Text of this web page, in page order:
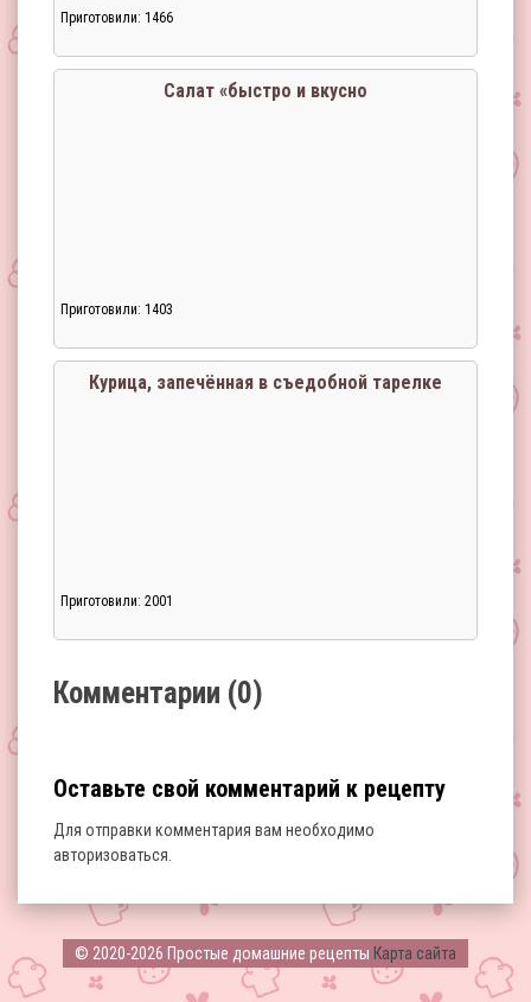
Приготовили: 1466
Загрузка...
Салат «быстро и вкусно
Приготовили: 1403
Курица, запечённая в съедобной тарелке
Приготовили: 2001
Комментарии (0)
Оставьте свой комментарий к рецепту
Для отправки комментария вам необходимо
авторизоваться
© 2020-2026 Простые домашние рецепты Карта сайта